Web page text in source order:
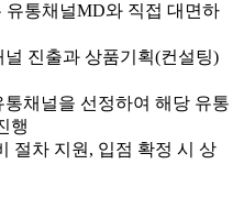
통채널MD와 직접 대면하
진출과 상품기획(컨설팅)
채널을 선정하여 해당 유통
행
절차 지원, 입점 확정 시 상